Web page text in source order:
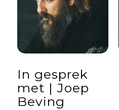
In gesprek
met | Joep
Beving